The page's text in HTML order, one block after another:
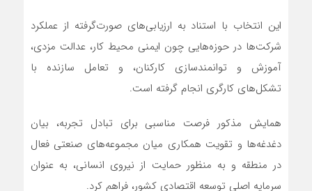
این انتخاب با استناد به ارزیابی‌های صورت‌گرفته از عملکرد
شرکت‌ها در حوزه‌هایی چون ایمنی محیط کار، عدالت مزدی،
آموزش و توانمندسازی کارکنان، و تعامل سازنده با
تشکل‌های کارگری انجام گرفته است.
همایش مذکور فرصت مناسبی برای تبادل تجربه، بیان
دغدغه‌ها و تقویت همکاری میان مجموعه‌های صنعتی فعال
در منطقه و به منظور حمایت از نیروی انسانی، به عنوان
سرمایه اصلی توسعه اقتصادی کشور، فراهم کرد.